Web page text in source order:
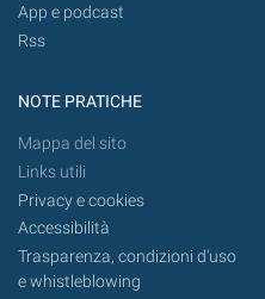
App e podcast
Rss
NOTE PRATICHE
Mappa del sito
Links utili
Privacy e cookies
Accessibilità
Trasparenza, condizioni d'uso
e whistleblowing